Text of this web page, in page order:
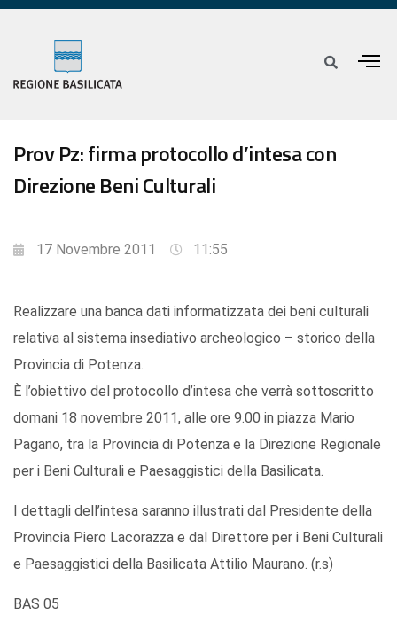
Prov Pz: firma protocollo d’intesa con
Direzione Beni Culturali
17 Novembre 2011 11:55
Realizzare una banca dati informatizzata dei beni culturali
relativa al sistema insediativo archeologico – storico della
Provincia di Potenza.
È l’obiettivo del protocollo d’intesa che verrà sottoscritto
domani 18 novembre 2011, alle ore 9.00 in piazza Mario
Pagano, tra la Provincia di Potenza e la Direzione Regionale
per i Beni Culturali e Paesaggistici della Basilicata.
I dettagli dell’intesa saranno illustrati dal Presidente della
Provincia Piero Lacorazza e dal Direttore per i Beni Culturali
e Paesaggistici della Basilicata Attilio Maurano. (r.s)
BAS 05